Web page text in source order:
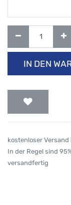
IN DEN
kostenloser
In der Regel sind
versandfertig